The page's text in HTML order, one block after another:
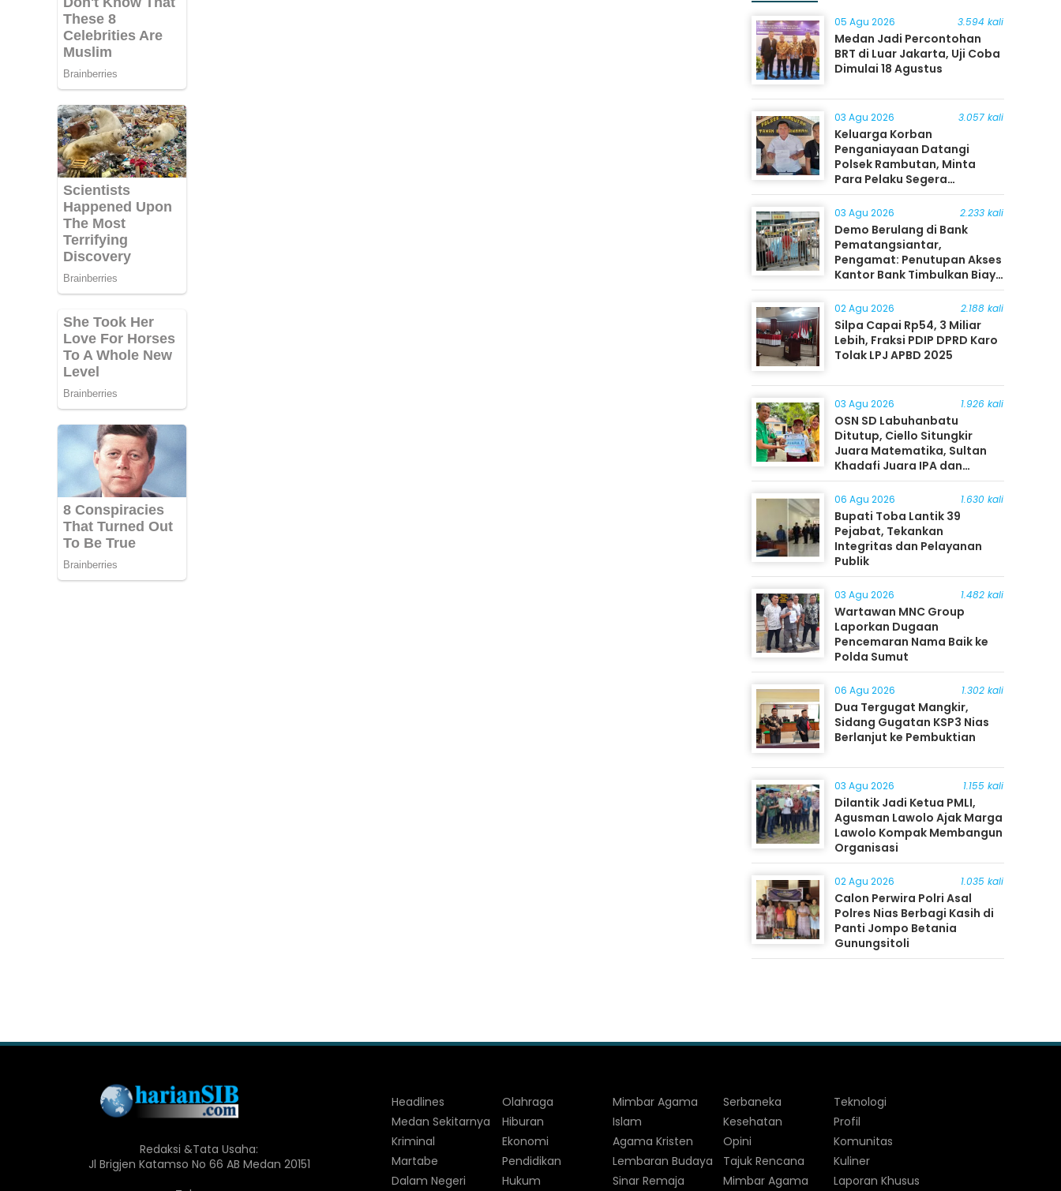
05 Agu 2026 3.594 kali
Medan Jadi Percontohan
BRT di Luar Jakarta, Uji Coba
Dimulai 18 Agustus
03 Agu 2026 3.057 kali
Keluarga Korban
Penganiayaan Datangi
Polsek Rambutan, Minta
Para Pelaku Segera
Ditangkap
03 Agu 2026 2.233 kali
Demo Berulang di Bank
Pematangsiantar,
Pengamat: Penutupan Akses
Kantor Bank Timbulkan Biaya
Ekonomi bagi Masyarakat
02 Agu 2026 2.188 kali
Silpa Capai Rp54, 3 Miliar
Lebih, Fraksi PDIP DPRD Karo
Tolak LPJ APBD 2025
03 Agu 2026 1.926 kali
OSN SD Labuhanbatu
Ditutup, Ciello Situngkir
Juara Matematika, Sultan
Khadafi Juara IPA dan
Timothy Rangkuti Juara IPS
06 Agu 2026 1.630 kali
Bupati Toba Lantik 39
Pejabat, Tekankan
Integritas dan Pelayanan
Publik
03 Agu 2026 1.482 kali
Wartawan MNC Group
Laporkan Dugaan
Pencemaran Nama Baik ke
Polda Sumut
06 Agu 2026 1.302 kali
Dua Tergugat Mangkir,
Sidang Gugatan KSP3 Nias
Berlanjut ke Pembuktian
03 Agu 2026 1.155 kali
Dilantik Jadi Ketua PMLI,
Agusman Lawolo Ajak Marga
Lawolo Kompak Membangun
Organisasi
02 Agu 2026 1.035 kali
Calon Perwira Polri Asal
Polres Nias Berbagi Kasih di
Panti Jompo Betania
Gunungsitoli
Redaksi &Tata Usaha:
Jl Brigjen Katamso No 66 AB Medan 20151
Headlines
Medan Sekitarnya
Kriminal
Martabe
Dalam Negeri
Olahraga
Hiburan
Ekonomi
Pendidikan
Hukum
Mimbar Agama
Islam
Agama Kristen
Lembaran Budaya
Sinar Remaja
Serbaneka
Kesehatan
Opini
Tajuk Rencana
Mimbar Agama
Teknologi
Profil
Komunitas
Kuliner
Laporan Khusus